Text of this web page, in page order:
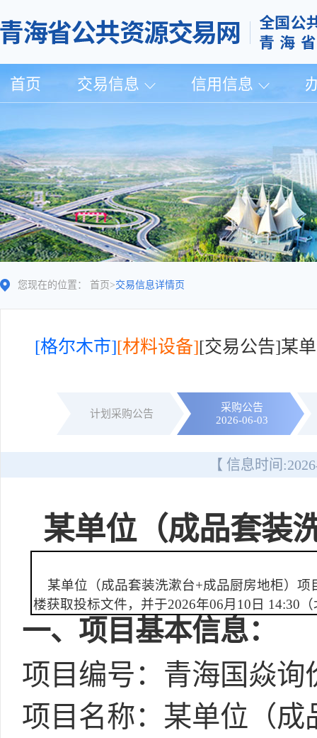
首页 交易信息 信用信息
您现在的位置： 首页 >交易信息详情页
[格尔木市][材料设备][交易公告]某
计划采购公告
采购公告
2026-06-03
【 信息时间:
某单位（成品套装
某单位（成品套装洗漱台+成品厨房地柜）项
楼获取投标文件，并于2026年06月10日 14:30
一、项目基本信息：
项目编号：青海国焱询
项目名称：某单位（